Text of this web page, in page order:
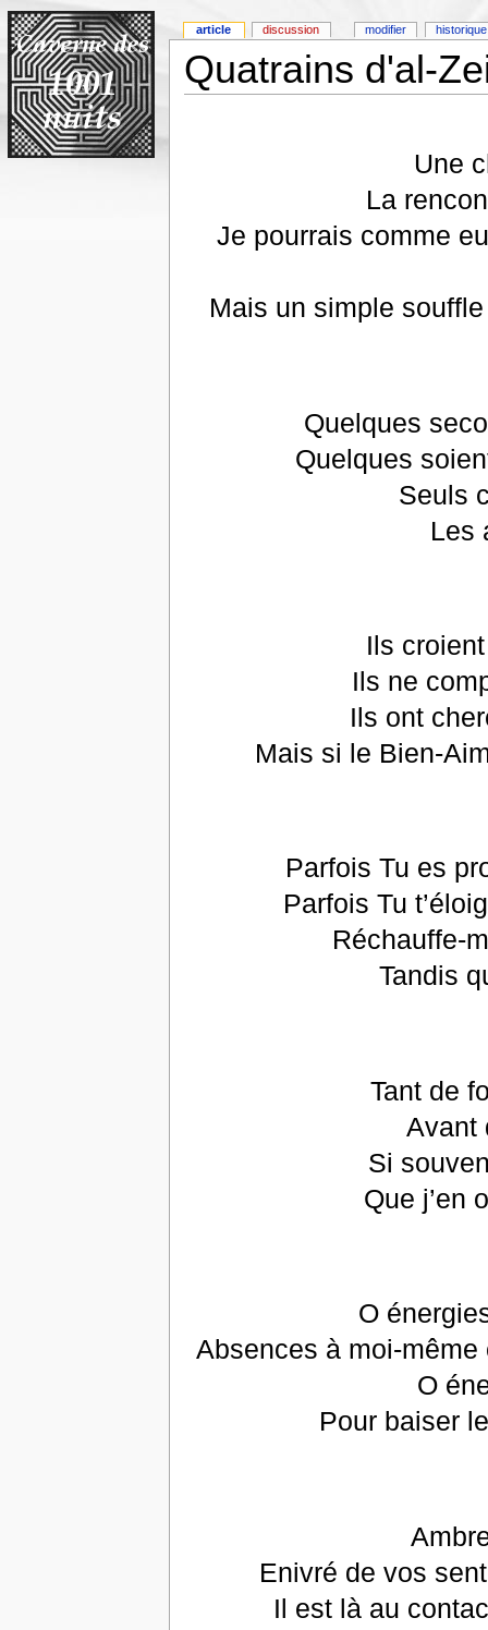
Quatrains d'al-
Une
La
Je pourrais comme
Mais un simple
Quelques
Quelques
Seuls
Les
Ils
Ils ne
Ils ont
Mais si le Bien-
Parfois Tu es
Parfois Tu
Réchauffe-
Tandis
Tant de
Avant
Si
Que j’en
O
Absences à moi-
O
Pour baiser
Enivré de vos
Il est là au
article discussion modifier historique